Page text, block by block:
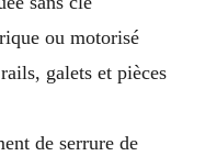
ou motorisé
galets et pièces
de serrure de